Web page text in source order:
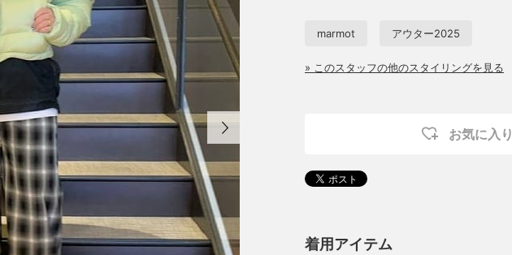
marmot アウター2025
» このスタッフの他のスタイリングを見る
お気に入り
着用アイテム